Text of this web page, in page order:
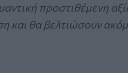
προστιθέμενη
και θα βελτιώσουν